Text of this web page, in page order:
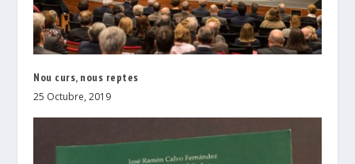
Nou curs, nous reptes
25 Octubre, 2019